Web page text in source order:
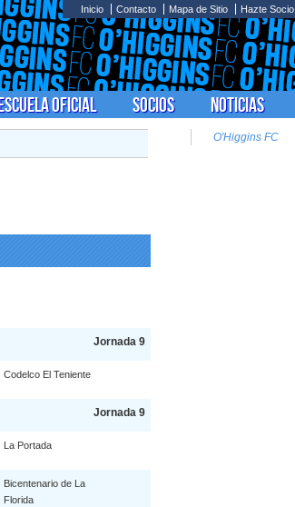
Inicio Contacto Mapa de Sitio Hazte Socio
Oficial Socios Noticias
Jornada 9
Codelco El Teniente
Jornada 9
La Portada
Bicentenario de La
Florida
O'Higgins FC